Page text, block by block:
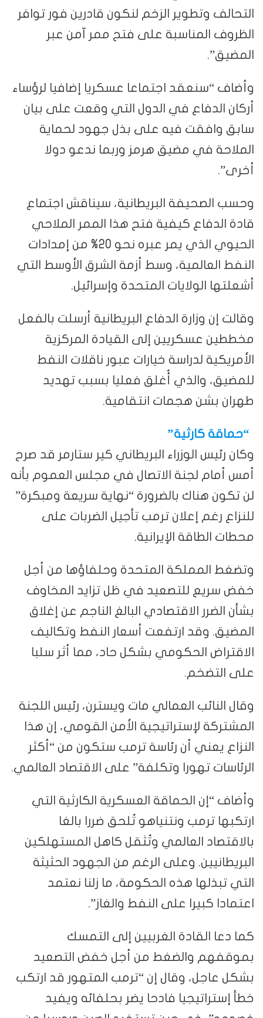
التحالف وتطوير الزخم لنكون قادرين فور توافر
الظروف المناسبة على فتح ممر آمن عبر
المضيق”.
وأضاف “سنعقد اجتماعا عسكريا إضافيا لرؤساء
أركان الدفاع في الدول التي وقعت على بيان
سابق وافقت فيه على بذل جهود لحماية
الملاحة في مضيق هرمز وربما ندعو دولا
أخرى”.
وحسب الصحيفة البريطانية، سيناقش اجتماع
قادة الدفاع كيفية فتح هذا الممر الملاحي
الحيوي الذي يمر عبره نحو 20% من إمدادات
النفط العالمية، وسط أزمة الشرق الأوسط التي
أشعلتها الولايات المتحدة وإسرائيل.
وقالت إن وزارة الدفاع البريطانية أرسلت بالفعل
مخططين عسكريين إلى القيادة المركزية
الأمريكية لدراسة خيارات عبور ناقلات النفط
للمضيق، والذي أُغلق فعليا بسبب تهديد
طهران بشن هجمات انتقامية.
“حماقة كارثية”
وكان رئيس الوزراء البريطاني كير ستارمر قد صرح
أمس أمام لجنة الاتصال في مجلس العموم بأنه
لن تكون هناك بالضرورة “نهاية سريعة ومبكرة”
للنزاع رغم إعلان ترمب تأجيل الضربات على
محطات الطاقة الإيرانية.
وتضغط المملكة المتحدة وحلفاؤها من أجل
خفض سريع للتصعيد في ظل تزايد المخاوف
بشأن الضرر الاقتصادي البالغ الناجم عن إغلاق
المضيق. وقد ارتفعت أسعار النفط وتكاليف
الاقتراض الحكومي بشكل حاد، مما أثر سلبا
على التضخم.
وقال النائب العمالي مات ويسترن، رئيس اللجنة
المشتركة لإستراتيجية الأمن القومي، إن هذا
النزاع يعني أن رئاسة ترمب ستكون من “أكثر
الرئاسات تهورا وتكلفة” على الاقتصاد العالمي.
وأضاف “إن الحماقة العسكرية الكارثية التي
ارتكبها ترمب ونتنياهو تُلحق ضررا بالغا
بالاقتصاد العالمي وتُثقل كاهل المستهلكين
البريطانيين. وعلى الرغم من الجهود الحثيثة
التي تبذلها هذه الحكومة، ما زلنا نعتمد
اعتمادا كبيرا على النفط والغاز”.
كما دعا القادة الغربيين إلى التمسك
بموقفهم والضغط من أجل خفض التصعيد
بشكل عاجل، وقال إن “ترمب المتهور قد ارتكب
خطأ إستراتيجيا فادحا يضر بحلفائه ويفيد